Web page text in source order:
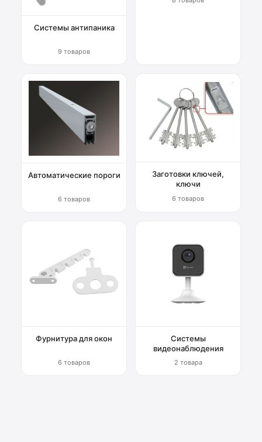
Системы антипаника
9 товаров
Автоматические пороги
6 товаров
Заготовки ключей,
ключи
6 товаров
Фурнитура для окон
6 товаров
Системы
видеонаблюдения
2 товара